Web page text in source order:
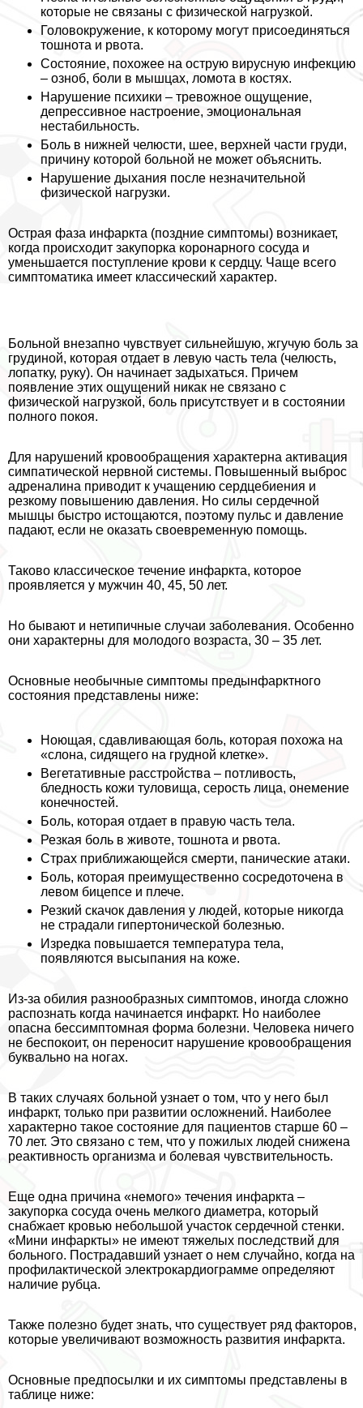
которые не связаны с физической нагрузкой.
Головокружение, к которому могут присоединяться
тошнота и рвота.
Состояние, похожее на острую вирусную инфекцию
– озноб, боли в мышцах, ломота в костях.
Нарушение психики – тревожное ощущение,
депрессивное настроение, эмоциональная
нестабильность.
Боль в нижней челюсти, шее, верхней части гpyди,
причину которой больной не может объяснить.
Нарушение дыхания после незначительной
физической нагрузки.
Острая фаза инфаркта (поздние симптомы) возникает,
когда происходит закупорка коронарного сосуда и
уменьшается поступление крови к сердцу. Чаще всего
симптоматика имеет классический хаpaктер.
Больной внезапно чувствует сильнейшую, жгучую боль за
гpyдиной, которая отдает в левую часть тела (челюсть,
лопатку, руку). Он начинает задыхаться. Причем
появление этих ощущений никак не связано с
физической нагрузкой, боль присутствует и в состоянии
полного покоя.
Для нарушений кровообращения хаpaктерна активация
симпатической нервной системы. Повышенный выброс
адреналина приводит к учащению сердцебиения и
резкому повышению давления. Но силы сердечной
мышцы быстро истощаются, поэтому пульс и давление
падают, если не оказать своевременную помощь.
Таково классическое течение инфаркта, которое
проявляется у мужчин 40, 45, 50 лет.
Но бывают и нетипичные случаи заболевания. Особенно
они хаpaктерны для молодого возраста, 30 – 35 лет.
Основные необычные симптомы предынфарктного
состояния представлены ниже:
Ноющая, сдавливающая боль, которая похожа на
«слона, сидящего на грудной клетке».
Вегетативные расстройства – потливость,
бледность кожи туловища, серость лица, онемение
конечностей.
Боль, которая отдает в правую часть тела.
Резкая боль в животе, тошнота и рвота.
Страх приближающейся cмepти, панические атаки.
Боль, которая преимущественно сосредоточена в
левом бицепсе и плече.
Резкий скачок давления у людей, которые никогда
не страдали гипертонической болезнью.
Изредка повышается температура тела,
появляются высыпания на коже.
Из-за обилия разнообразных симптомов, иногда сложно
распознать когда начинается инфаркт. Но наиболее
опасна бессимптомная форма болезни. Человека ничего
не беспокоит, он переносит нарушение кровообращения
буквально на ногах.
В таких случаях больной узнает о том, что у него был
инфаркт, только при развитии осложнений. Наиболее
хаpaктерно такое состояние для пациентов старше 60 –
70 лет. Это связано с тем, что у пожилых людей снижена
реактивность организма и болевая чувствительность.
Еще одна причина «немого» течения инфаркта –
закупорка сосуда очень мелкого диаметра, который
снабжает кровью небольшой участок сердечной стенки.
«Мини инфаркты» не имеют тяжелых последствий для
больного. Пострадавший узнает о нем случайно, когда на
профилактической электрокардиограмме определяют
наличие рубца.
Также полезно будет знать, что существует ряд факторов,
которые увеличивают возможность развития инфаркта.
Основные предпосылки и их симптомы представлены в
таблице ниже: